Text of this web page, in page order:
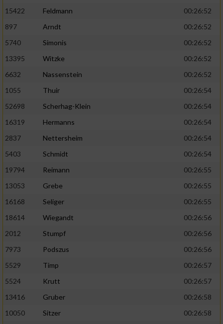
15422
Feldmann
00:26:52
897
Arndt
00:26:52
5740
Simonis
00:26:52
13395
Witzke
00:26:52
6632
Nassenstein
00:26:52
1055
Thuir
00:26:54
52698
Scherhag-Klein
00:26:54
16319
Hermanns
00:26:54
2837
Nettersheim
00:26:54
5403
Schmidt
00:26:54
19794
Reimann
00:26:55
13053
Grebe
00:26:55
16168
Seliger
00:26:55
18614
Wiegandt
00:26:56
2012
Stumpf
00:26:56
7973
Podszus
00:26:56
5529
Timp
00:26:57
5524
Krutt
00:26:57
13416
Gruber
00:26:58
10050
Sitzer
00:26:58